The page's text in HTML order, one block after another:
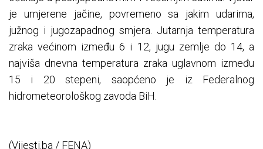
je umjerene jačine, povremeno sa jakim udarima,
južnog i jugozapadnog smjera. Jutarnja temperatura
zraka većinom između 6 i 12, jugu zemlje do 14, a
najviša dnevna temperatura zraka uglavnom između
15 i 20 stepeni, saopćeno je iz Federalnog
hidrometeorološkog zavoda BiH.
(Vijesti.ba / FENA)